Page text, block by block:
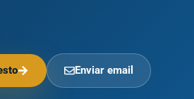
Enviar email